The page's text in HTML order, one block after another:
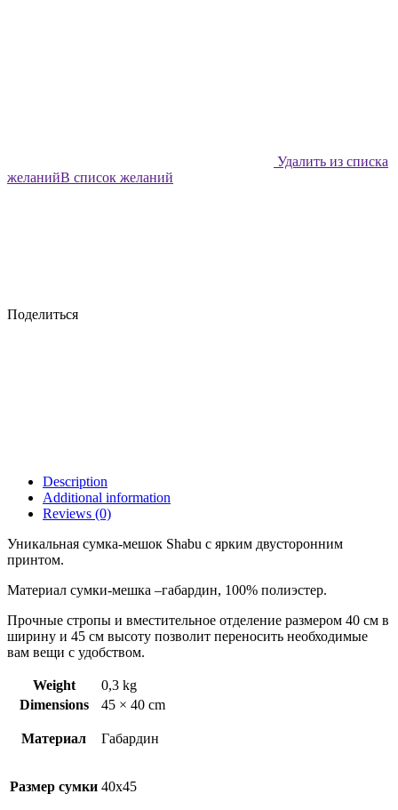
Удалить из списка
желанийВ список желаний
Поделиться
Description
Additional information
Reviews (0)
Уникальная сумка-мешок Shabu с ярким двусторонним
принтом.
Материал сумки-мешка –габардин, 100% полиэстер.
Прочные стропы и вместительное отделение размером 40 см в
ширину и 45 см высоту позволит переносить необходимые
вам вещи с удобством.
Weight
0,3 kg
Dimensions
45 × 40 cm
Материал Габардин
Размер сумки 40х45